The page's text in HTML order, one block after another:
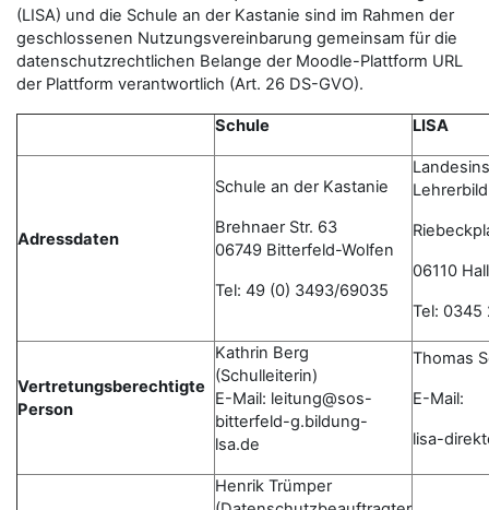
(LISA) und die Schule an der Kastanie sind im Rahmen der
geschlossenen Nutzungsvereinbarung gemeinsam für die
datenschutzrechtlichen Belange der Moodle-Plattform URL
der Plattform verantwortlich (Art. 26 DS-GVO).
Schule LISA
Adressdaten
Schule an der Kastanie
Brehnaer Str. 63
06749 Bitterfeld-Wolfen
Tel: 49 (0) 3493/69035
06110
Tel:
Vertretungsberechtigte
Person
Kathrin Berg
(Schulleiterin)
E-Mail: leitung@sos-
bitterfeld-g.bildung-
lsa.de
Thomas
E-Mail:
lisa-
Henrik Trümper